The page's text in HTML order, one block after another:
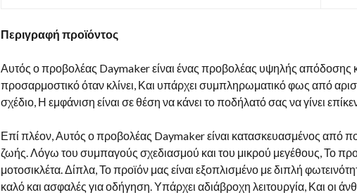
Περιγραφή προϊόντος
Αυτός ο προβολέας Daymaker είναι ένας προβολέας υψηλής απόδοσης
προσαρμοστικό όταν κλίνει, Και υπάρχει συμπληρωματικό φως από
σχέδιο, Η εμφάνιση είναι σε θέση να κάνει το ποδήλατό σας να γίνει
Επί πλέον, Αυτός ο προβολέας Daymaker είναι κατασκευασμένος από
ζωής. Λόγω του συμπαγούς σχεδιασμού και του μικρού μεγέθους, Το
μοτοσικλέτα. Δίπλα, Το προϊόν μας είναι εξοπλισμένο με διπλή
καλό και ασφαλές για οδήγηση. Υπάρχει αδιάβροχη λειτουργία, Και οι